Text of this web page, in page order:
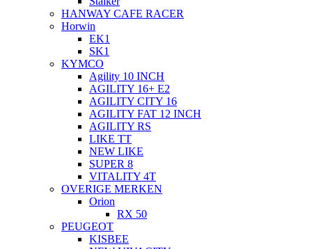
HANWAY CAFE RACER
Horwin
EK1
SK1
KYMCO
Agility 10 INCH
AGILITY 16+ E2
AGILITY CITY 16
AGILITY FAT 12 INCH
AGILITY RS
LIKE TT
NEW LIKE
SUPER 8
VITALITY 4T
OVERIGE MERKEN
Orion
RX 50
PEUGEOT
KISBEE